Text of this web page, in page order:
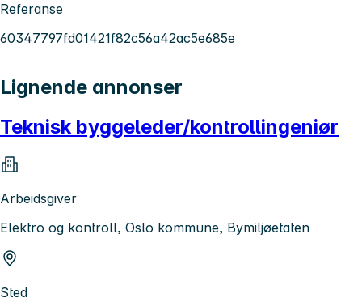
Referanse
60347797fd01421f82c56a42ac5e685e
Lignende annonser
Teknisk byggeleder/kontrollingeniør
Arbeidsgiver
Elektro og kontroll, Oslo kommune, Bymiljøetaten
Sted